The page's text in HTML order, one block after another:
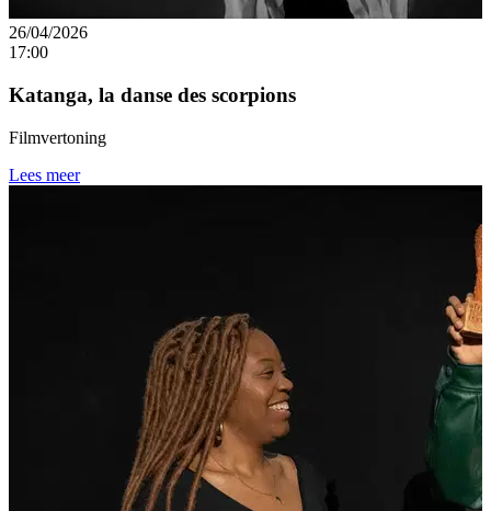
26/04/2026
17:00
Katanga, la danse des scorpions
Filmvertoning
Lees meer